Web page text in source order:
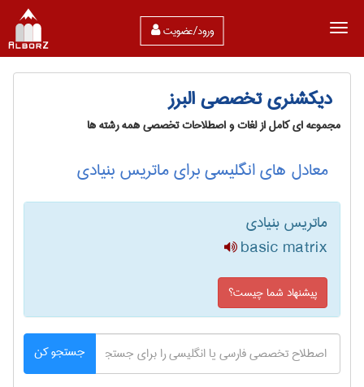
ورود/عضویت
دیکشنری تخصصی البرز
مجموعه ای کامل از لغات و اصطلاحات تخصصی همه رشته ها
معادل های انگلیسی برای ماتریس بنیادی
ماتریس بنیادی
basic matrix
پیشنهاد شما چیست؟
جستجو کن